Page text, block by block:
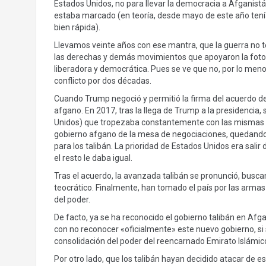
Estados Unidos, no para llevar la democracia a
estaba marcado (en teoría, desde mayo de este año
bien rápida).
Llevamos veinte años con ese mantra, que la guerra
las derechas y demás movimientos que apoyaron la
liberadora y democrática. Pues se ve que no, por lo
conflicto por dos décadas.
Cuando Trump negoció y permitió la firma del acuerdo
afgano. En 2017, tras la llega de Trump a la
Unidos) que tropezaba constantemente con las
gobierno afgano de la mesa de negociaciones,
para los talibán. La prioridad de Estados Unidos era
el resto le daba igual.
Tras el acuerdo, la avanzada talibán se pronunció,
teocrático. Finalmente, han tomado el país por las
del poder.
De facto, ya se ha reconocido el gobierno talibán en
con no reconocer «oficialmente» este nuevo gobierno,
consolidación del poder del reencarnado Emirato
Por otro lado, que los talibán hayan decidido atacar de